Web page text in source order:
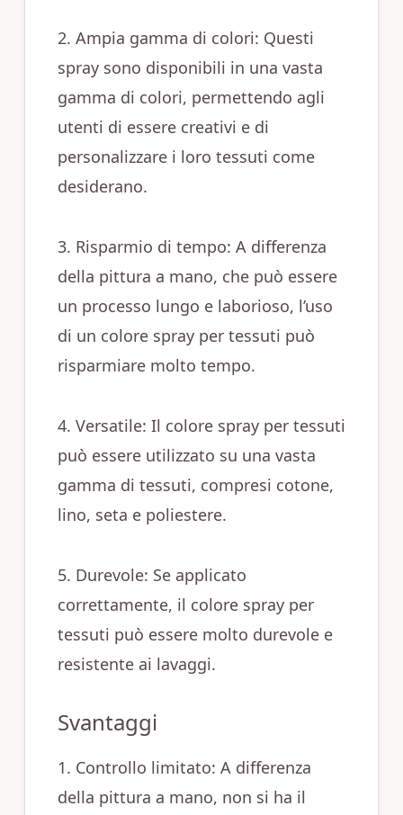
2. Ampia gamma di colori: Questi
spray sono disponibili in una vasta
gamma di colori, permettendo agli
utenti di essere creativi e di
personalizzare i loro tessuti come
desiderano.
3. Risparmio di tempo: A differenza
della pittura a mano, che può essere
un processo lungo e laborioso, l’uso
di un colore spray per tessuti può
risparmiare molto tempo.
4. Versatile: Il colore spray per tessuti
può essere utilizzato su una vasta
gamma di tessuti, compresi cotone,
lino, seta e poliestere.
5. Durevole: Se applicato
correttamente, il colore spray per
tessuti può essere molto durevole e
resistente ai lavaggi.
Svantaggi
1. Controllo limitato: A differenza
della pittura a mano, non si ha il